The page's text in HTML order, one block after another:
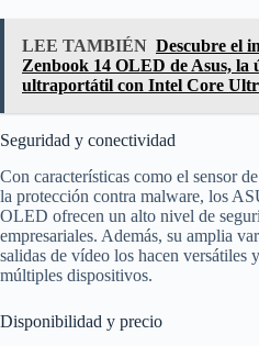
LEE TAMBIÉN Descubre el
Zenbook 14 OLED de Asus, la
ultraportátil con Intel Core
Seguridad y conectividad
Con características como el sensor
la protección contra malware, los
OLED ofrecen un alto nivel de
empresariales. Además, su amplia
salidas de vídeo los hacen versátiles
múltiples dispositivos.
Disponibilidad y precio